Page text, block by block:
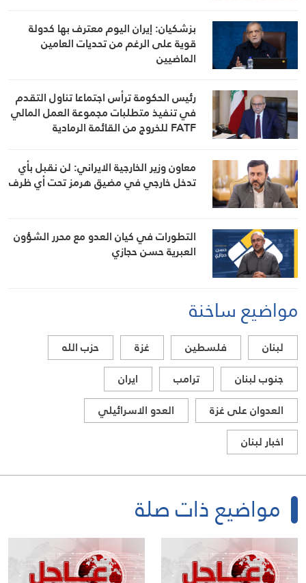
بزشكيان: إيران اليوم معترف بها كدولة
قوية على الرغم من تحديات العامين
الماضيين
رئيس الحكومة ترأس اجتماعا تناول التقدم
في تنفيذ متطلبات مجموعة العمل المالي
FATF للخروج من القائمة الرمادية
معاون وزير الخارجية الايراني: لن نقبل بأي
تدخل خارجي في مضيق هرمز تحت أي ظرف
التطورات في كيان العدو مع محرر الشؤون
العبرية حسن حجازي
مواضيع ساخنة
لبنان فلسطين غزة
حزب الله
جنوب لبنان
ترامب
ايران
العدوان على غزة
العدو الاسرائيلي
اخبار لبنان
مواضيع ذات صلة